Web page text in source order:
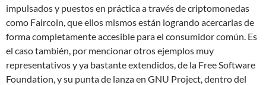
impulsados y puestos en práctica a través de criptomonedas
como Faircoin, que ellos mismos están logrando acercarlas de
forma completamente accesible para el consumidor común. Es
el caso también, por mencionar otros ejemplos muy
representativos y ya bastante extendidos, de la Free Software
Foundation, y su punta de lanza en GNU Project, dentro del